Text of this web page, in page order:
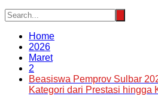
Home
2026
Maret
2
Beasiswa Pemprov Sulbar
Kategori dari Prestasi hingga